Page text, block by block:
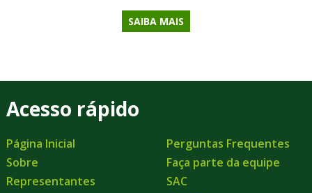
SAIBA MAIS
Acesso rápido
Página Inicial
Sobre
Representantes
Perguntas Frequentes
Faça parte da equipe
SAC